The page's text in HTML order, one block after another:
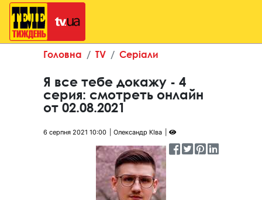
Головна TV Серіали
Я все тебе докажу - 4
серия: смотреть онлайн
от 02.08.2021
6 серпня 2021 10:00 Олександр КІва